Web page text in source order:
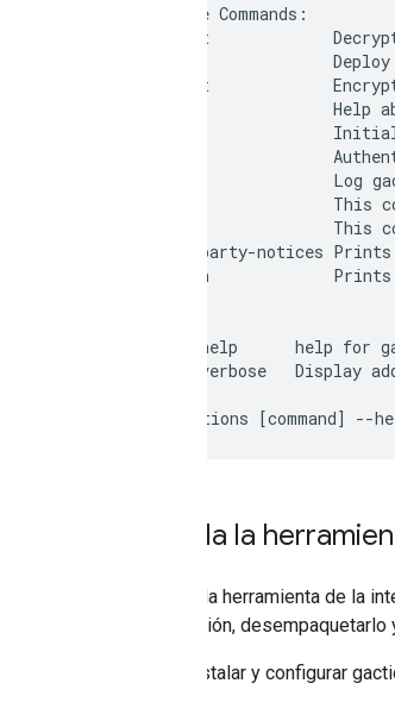
Available Commands:
decrypt
deploy
encrypt
help                Help
init
login
logout              Log
pull                This
push                This
third-party-notices
version
-h, --help      help for
-v, --verbose   Display
Instala la
Instala la herramienta de la
instalación,
Para instalar y configurar